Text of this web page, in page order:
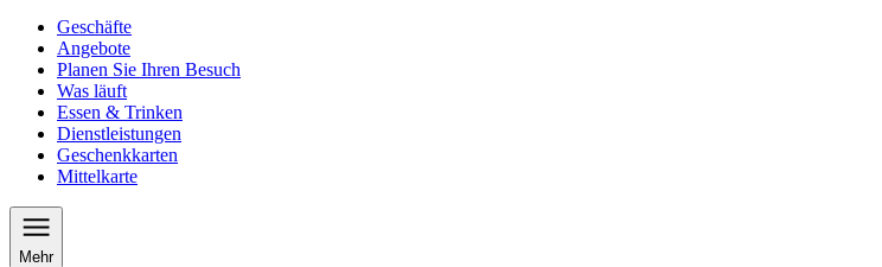
Geschäfte
Angebote
Planen Sie Ihren Besuch
Was läuft
Essen & Trinken
Dienstleistungen
Geschenkkarten
Mittelkarte
Mehr